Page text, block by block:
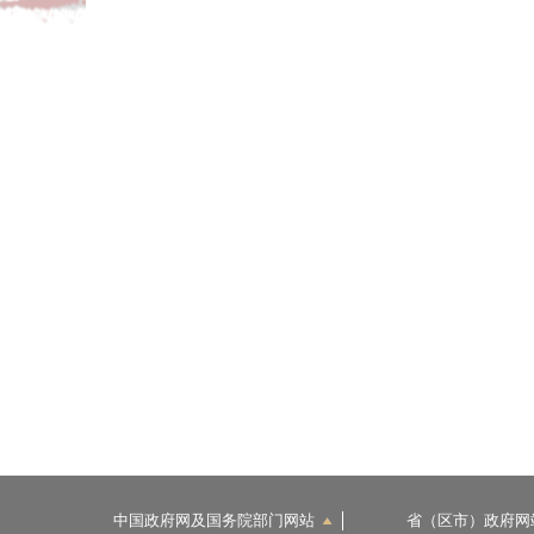
中国政府网及国务院部门网站 省（区市）政府网